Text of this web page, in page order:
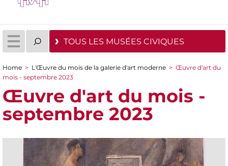
TOUS LES MUSÉES CIVIQUES
You are here
Home > L'Œuvre du mois de la galerie d'art moderne > Œuvre d'art du
mois - septembre 2023
Œuvre d'art du mois -
septembre 2023